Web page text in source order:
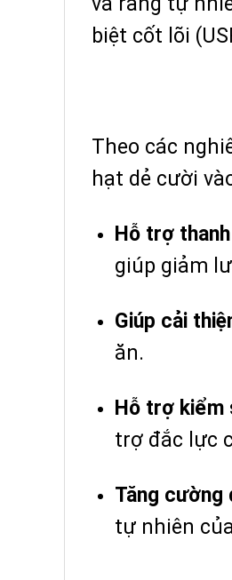
biệt cốt lõi
Theo các
hạt dẻ cười
Hỗ trợ
giúp giảm
Giúp cải
ăn.
Hỗ trợ kiểm
trợ đắc lực
Tăng cường
tự nhiên